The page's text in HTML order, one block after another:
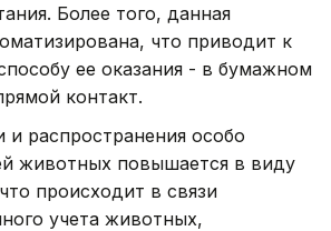
Более того, данная
что приводит к
ее оказания - в бумажном
контакт.
и распространения особо
животных повышается в виду
происходит в связи
учета животных,